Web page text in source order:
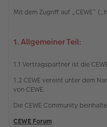
Mit dem Zugriff auf „CEWE“
1. Allgemeiner Teil:
1.1 Vertragspartner ist die
1.2 CEWE vereint unter dem
von CEWE.
Die CEWE Community
CEWE Forum